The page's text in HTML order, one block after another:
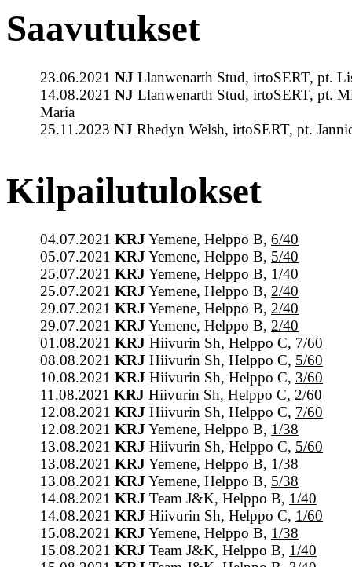
Saavutukset
23.06.2021 NJ Llanwenarth Stud, irtoSERT, pt.
14.08.2021 NJ Llanwenarth Stud, irtoSERT, pt.
Maria
25.11.2023 NJ Rhedyn Welsh, irtoSERT, pt.
Kilpailutulokset
04.07.2021 KRJ Yemene, Helppo B, 6/40
05.07.2021 KRJ Yemene, Helppo B, 5/40
25.07.2021 KRJ Yemene, Helppo B, 1/40
25.07.2021 KRJ Yemene, Helppo B, 2/40
29.07.2021 KRJ Yemene, Helppo B, 2/40
29.07.2021 KRJ Yemene, Helppo B, 2/40
01.08.2021 KRJ Hiivurin Sh, Helppo C, 7/60
08.08.2021 KRJ Hiivurin Sh, Helppo C, 5/60
10.08.2021 KRJ Hiivurin Sh, Helppo C, 3/60
11.08.2021 KRJ Hiivurin Sh, Helppo C, 2/60
12.08.2021 KRJ Hiivurin Sh, Helppo C, 7/60
12.08.2021 KRJ Yemene, Helppo B, 1/38
13.08.2021 KRJ Hiivurin Sh, Helppo C, 5/60
13.08.2021 KRJ Yemene, Helppo B, 1/38
13.08.2021 KRJ Yemene, Helppo B, 5/38
14.08.2021 KRJ Team J&K, Helppo B, 1/40
14.08.2021 KRJ Hiivurin Sh, Helppo C, 1/60
15.08.2021 KRJ Yemene, Helppo B, 1/38
15.08.2021 KRJ Team J&K, Helppo B, 1/40